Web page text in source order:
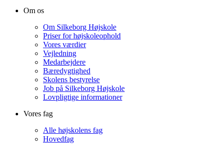
Om os
Om Silkeborg Højskole
Priser for højskoleophold
Vores værdier
Vejledning
Medarbejdere
Bæredygtighed
Skolens bestyrelse
Job på Silkeborg Højskole
Lovpligtige informationer
Vores fag
Alle højskolens fag
Hovedfag